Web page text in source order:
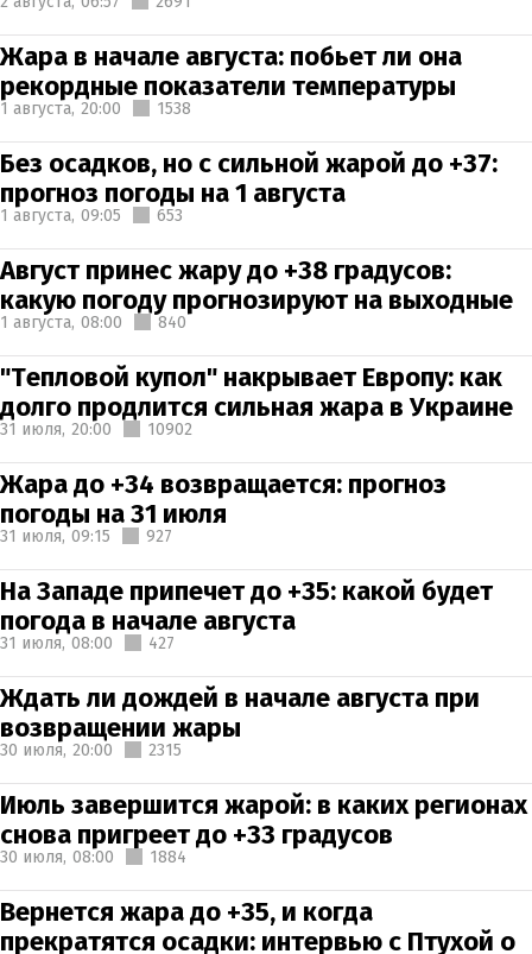
Жара в начале августа: побьет ли она
рекордные показатели температуры
1 августа, 20:00 1538
Без осадков, но с сильной жарой до +37:
прогноз погоды на 1 августа
1 августа, 09:05 653
Август принес жару до +38 градусов:
какую погоду прогнозируют на выходные
1 августа, 08:00 840
"Тепловой купол" накрывает Европу: как
долго продлится сильная жара в Украине
31 июля, 20:00 10902
Жара до +34 возвращается: прогноз
погоды на 31 июля
31 июля, 09:15 927
На Западе припечет до +35: какой будет
погода в начале августа
31 июля, 08:00 427
Ждать ли дождей в начале августа при
возвращении жары
30 июля, 20:00 2315
Июль завершится жарой: в каких регионах
снова пригреет до +33 градусов
30 июля, 08:00 1884
Вернется жара до +35, и когда
прекратятся осадки: интервью с Птухой о